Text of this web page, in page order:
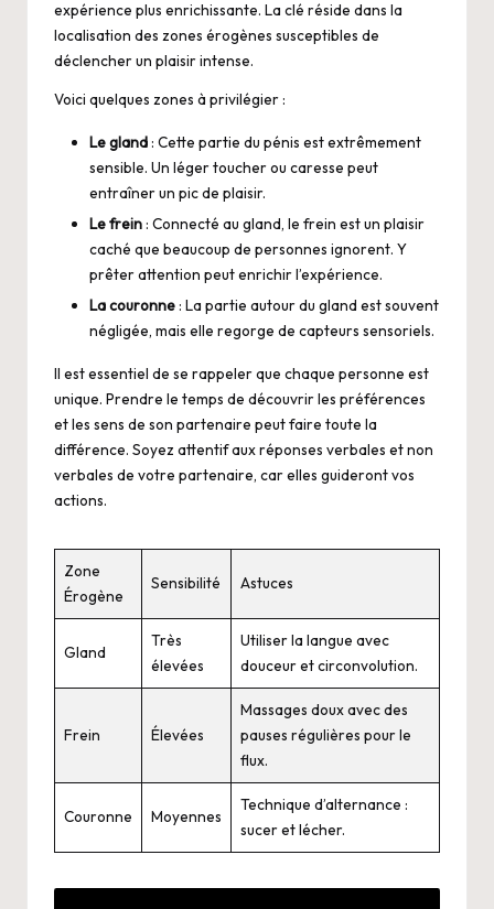
expérience plus enrichissante. La clé réside dans la
localisation des zones érogènes susceptibles de
déclencher un plaisir intense.
Voici quelques zones à privilégier :
Le gland: Cette partie du pénis est extrêmement
sensible. Un léger toucher ou caresse peut
entraîner un pic de plaisir.
Le frein: Connecté au gland, le frein est un plaisir
caché que beaucoup de personnes ignorent. Y
prêter attention peut enrichir l’expérience.
La couronne: La partie autour du gland est souvent
négligée, mais elle regorge de capteurs sensoriels.
Il est essentiel de se rappeler que chaque personne est
unique. Prendre le temps de découvrir les préférences
et les sens de son partenaire peut faire toute la
différence. Soyez attentif aux réponses verbales et non
verbales de votre partenaire, car elles guideront vos
actions.
Zone
Érogène
Sensibilité Astuces
Gland
Très
élevées
Utiliser la langue avec
douceur et circonvolution.
Frein Élevées
Massages doux avec des
pauses régulières pour le
flux.
Couronne Moyennes
Technique d’alternance :
sucer et lécher.